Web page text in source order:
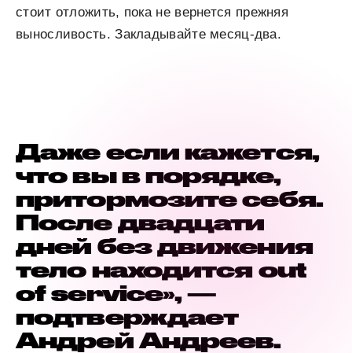
стоит отложить, пока не вернется прежняя
выносливость. Закладывайте месяц-два.
Даже если кажется,
что вы в порядке,
притормозите себя.
После двадцати
дней без движения
тело находится out
of service», —
подтверждает
Андрей Андреев.